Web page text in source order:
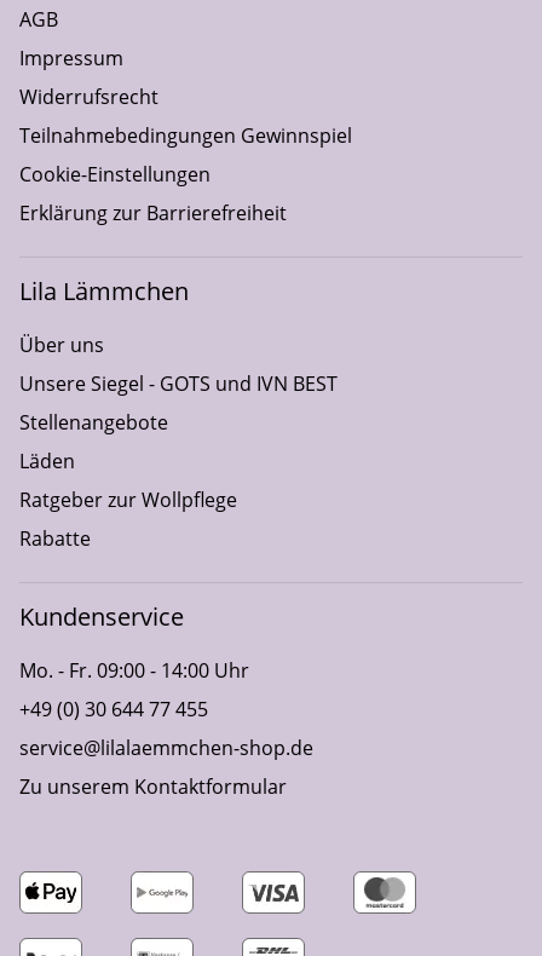
AGB
Impressum
Widerrufsrecht
Teilnahmebedingungen Gewinnspiel
Cookie-Einstellungen
Erklärung zur Barrierefreiheit
Lila Lämmchen
Über uns
Unsere Siegel - GOTS und IVN BEST
Stellenangebote
Läden
Ratgeber zur Wollpflege
Rabatte
Kundenservice
Mo. - Fr. 09:00 - 14:00 Uhr
+49 (0) 30 644 77 455
service@lilalaemmchen-shop.de
Zu unserem Kontaktformular